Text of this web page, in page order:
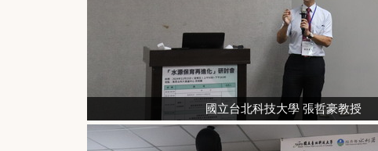
國立台北科技大學 張哲豪教授